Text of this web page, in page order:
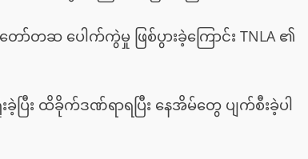
ော်တဆ ပေါက်ကွဲမှု ဖြစ်ပွားခဲ့ကြောင်း TNLA ၏
ပြီး ထိခိုက်ဒဏ်ရာရပြီး နေအိမ်တွေ ပျက်စီးခဲ့ပါ